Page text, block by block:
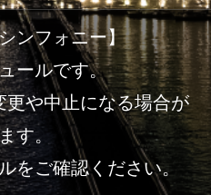
ンフォニー】
ールです。
や中止になる場合が
す。
をご確認ください。